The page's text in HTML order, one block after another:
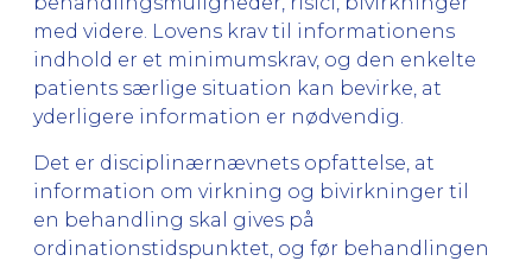
med videre. Lovens krav til informationens
indhold er et minimumskrav, og den enkelte
patients særlige situation kan bevirke, at
yderligere information er nødvendig.
Det er disciplinærnævnets opfattelse, at
information om virkning og bivirkninger til
en behandling skal gives på
ordinationstidspunktet, og før behandlingen